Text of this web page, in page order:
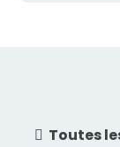
Toutes